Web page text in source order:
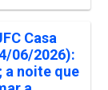
Casa
06/2026):
a noite que